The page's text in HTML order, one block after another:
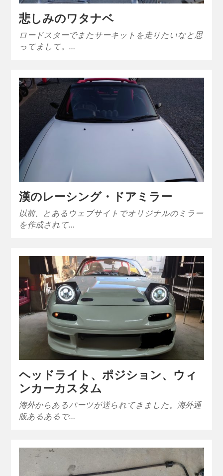
悲しみのワタナベ
ロードスターでまたサーキットを走りたいなと思
ってまして。…
漢のレーシング・ドアミラー
以前、とあるウェブサイトでオリジナルのミラー
を作成されて…
ヘッドライト、ポジション、ウィ
ンカーカスタム
海外からあるパーツが送られてきました。海外通
販あるあるで…